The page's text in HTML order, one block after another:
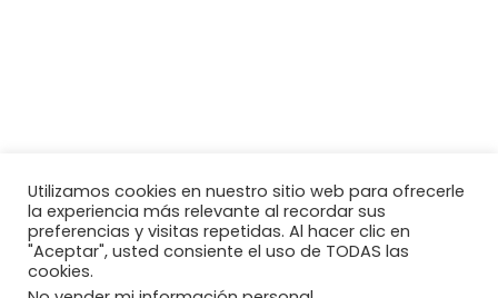
Utilizamos cookies en nuestro sitio web para ofrecerle
la experiencia más relevante al recordar sus
preferencias y visitas repetidas. Al hacer clic en
"Aceptar", usted consiente el uso de TODAS las
cookies.